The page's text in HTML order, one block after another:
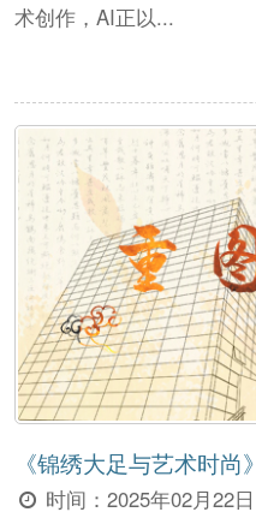
术创作，AI正以...
《锦绣大足与艺术时尚》
时间：2025年02月22